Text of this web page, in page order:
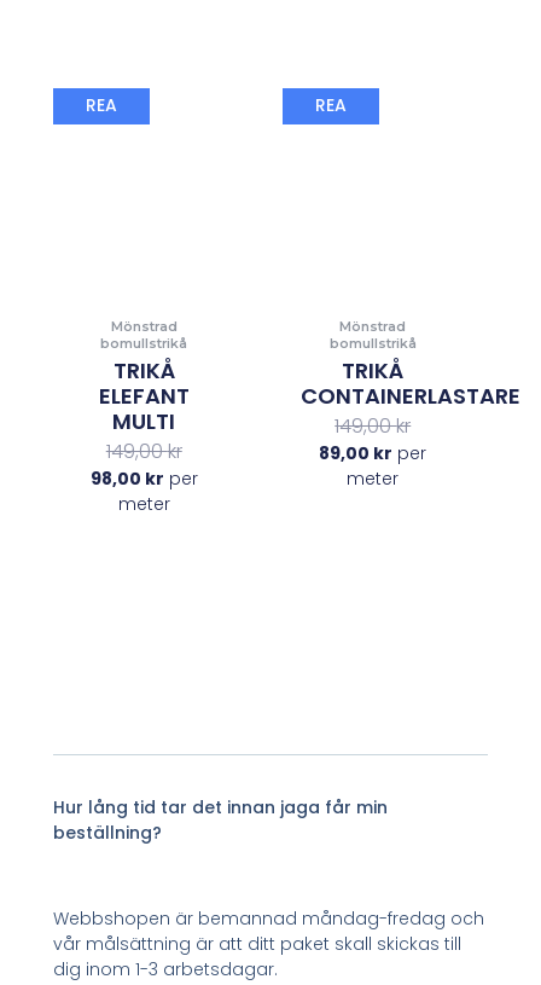
REA
Mönstrad
bomullstrikå
TRIKÅ
ELEFANT
MULTI
149,00kr
ursprungliga
98,00 kr per
meter
REA
Mönstrad
bomullstrikå
TRIKÅ
CONTAINERLASTARE
149,00kr
89,00 kr per
meter
Hur lång tid tar det innan jaga får min
beställning?
Webbshopen är bemannad måndag-fredag och
vår målsättning är att ditt paket skall skickas till
dig inom 1-3 arbetsdagar.